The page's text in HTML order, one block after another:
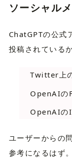
ソーシャル
ChatGPTの公式
投稿されている
Twitter上
OpenAIの
OpenAIの
ユーザーからの
参考になるはず。